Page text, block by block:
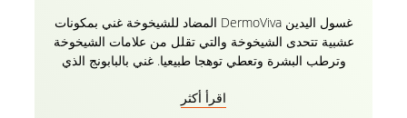
غسول اليدين DermoViva المضاد للشيخوخة غني بمكونات
عشبية تتحدى الشيخوخة والتي تقلل من علامات الشيخوخة
وترطب البشرة وتعطي توهجا طبيعيا. غني بالبابونج الذي
إضافية لمستخلصات نبات القراص ، يوفر تغذية إضافية
اقرأ أكثر